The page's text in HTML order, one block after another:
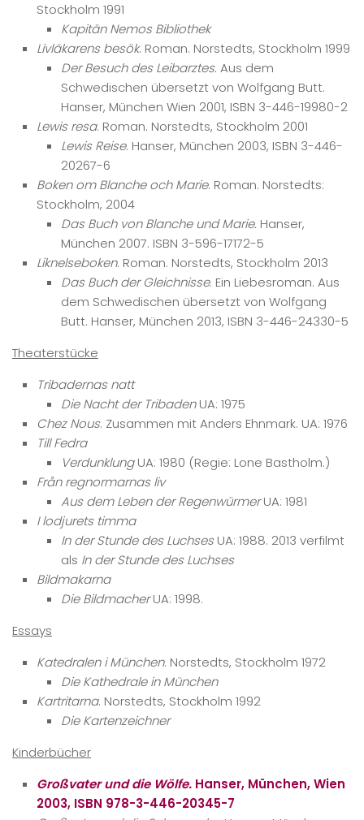
Stockholm 1991
Kapitän Nemos Bibliothek
Livläkarens besök. Roman. Norstedts, Stockholm 1999
Der Besuch des Leibarztes. Aus dem
Schwedischen übersetzt von Wolfgang Butt.
Hanser, München Wien 2001, ISBN 3-446-19980-2
Lewis resa. Roman. Norstedts, Stockholm 2001
Lewis Reise. Hanser, München 2003, ISBN 3-446-
20267-6
Boken om Blanche och Marie. Roman. Norstedts:
Stockholm, 2004
Das Buch von Blanche und Marie. Hanser,
München 2007. ISBN 3-596-17172-5
Liknelseboken. Roman. Norstedts, Stockholm 2013
Das Buch der Gleichnisse. Ein Liebesroman. Aus
dem Schwedischen übersetzt von Wolfgang
Butt. Hanser, München 2013, ISBN 3-446-24330-5
Theaterstücke
Tribadernas natt
Die Nacht der TribadenUA: 1975
Chez Nous. Zusammen mit Anders Ehnmark. UA: 1976
Till Fedra
VerdunklungUA: 1980 (Regie: Lone Bastholm.)
Från regnormarnas liv
Aus dem Leben der RegenwürmerUA: 1981
I lodjurets timma
In der Stunde des LuchsesUA: 1988. 2013 verfilmt
als In der Stunde des Luchses
Bildmakarna
Die BildmacherUA: 1998.
Essays
Katedralen i München. Norstedts, Stockholm 1972
Die Kathedrale in München
Kartritarna. Norstedts, Stockholm 1992
Die Kartenzeichner
Kinderbücher
Großvater und die Wölfe. Hanser, München, Wien
2003, ISBN 978-3-446-20345-7